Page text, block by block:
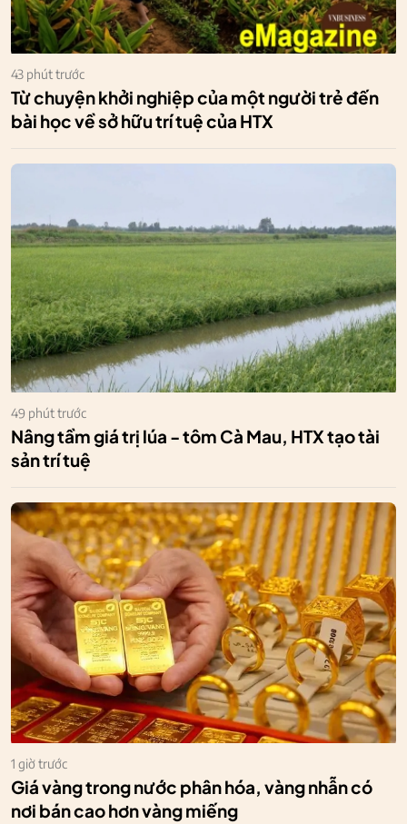
43 phút trước
Từ chuyện khởi nghiệp của một người trẻ đến
bài học về sở hữu trí tuệ của HTX
49 phút trước
Nâng tầm giá trị lúa - tôm Cà Mau, HTX tạo tài
sản trí tuệ
1 giờ trước
Giá vàng trong nước phân hóa, vàng nhẫn có
nơi bán cao hơn vàng miếng